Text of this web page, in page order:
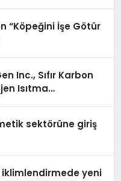
“Köpeğini İşe Götür
Inc., Sıfır Karbon
Isıtma
sektörüne giriş
iklimlendirmede yeni